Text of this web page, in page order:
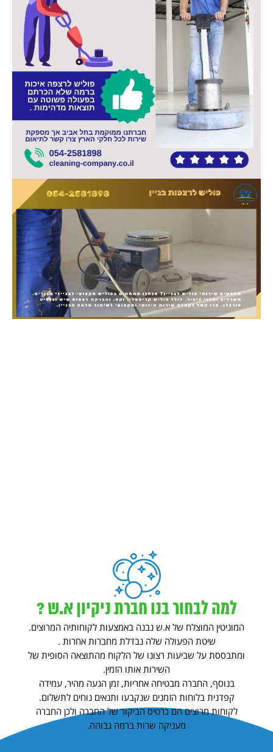
למה לבחור בנו חברת ניקיון א.ש ?
המוניטין המוצלח של א.ש נבנה באמצעות לקוחותיה המרוצים.
שיטת הפעולה שלה נבדלת מחברות אחרות .
ומתבססת על שביעות רצונו של הלקוח מהתוצאה הסופית של
השירות אותו הזמין.
בנוסף, החברה מבטיחה אחריות, זמן הגעה מהיר, עמידה
קפדנית בלוחות הזמנים שנקבעו ותנאים נוחים לתשלום.
לקוחות מרוצים הם כרטיס הביקור של החברה ולכן החברה
מעניקה שרות ברמה גבוהה.